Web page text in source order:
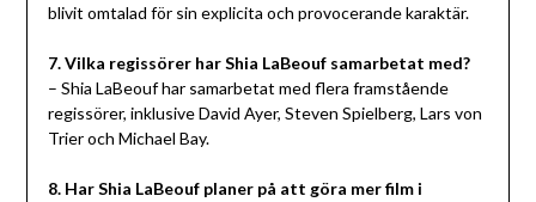
blivit omtalad för sin explicita och provocerande karaktär.
7. Vilka regissörer har Shia LaBeouf samarbetat med?
– Shia LaBeouf har samarbetat med flera framstående
regissörer, inklusive David Ayer, Steven Spielberg, Lars von
Trier och Michael Bay.
8. Har Shia LaBeouf planer på att göra mer film i